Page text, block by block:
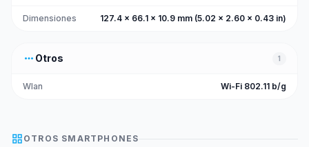
Dimensiones 127.4 x 66.1 x 10.9 mm (5.02 x 2.60 x 0.43 in)
more_horiz Otros 1
Wlan Wi-Fi 802.11 b/g
grid_view OTROS SMARTPHONES